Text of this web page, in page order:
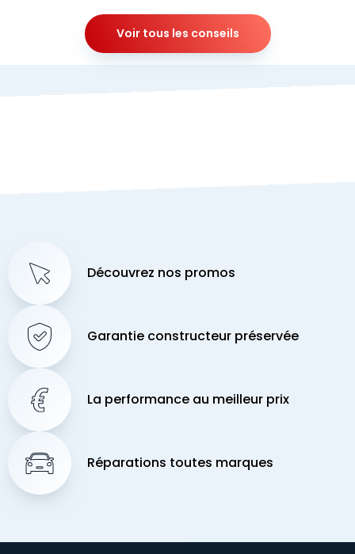
Voir tous les conseils
Découvrez nos promos
Garantie constructeur préservée
La performance au meilleur prix
Réparations toutes marques